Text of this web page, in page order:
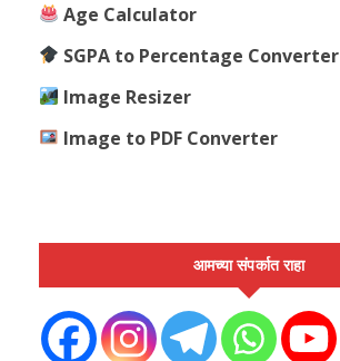
Age Calculator
SGPA to Percentage Converter
Image Resizer
Image to PDF Converter
आमच्या संपर्कात राहा